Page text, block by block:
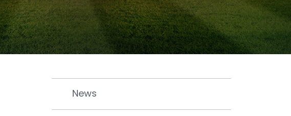
News